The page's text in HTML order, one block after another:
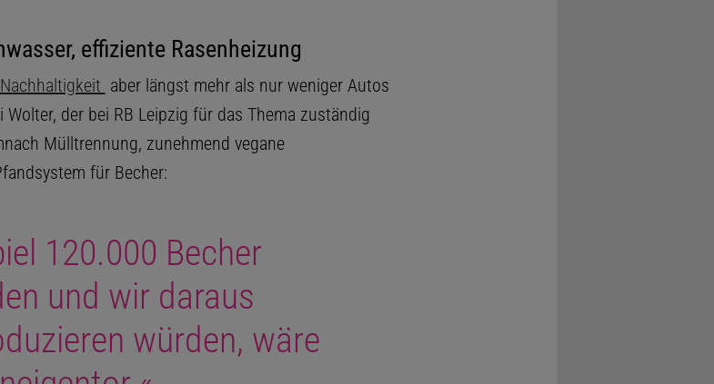
effiziente Rasenheizung
aber längst mehr als nur weniger Autos
der bei RB Leipzig für das Thema zuständig
Mülltrennung, zunehmend vegane
für Becher:
120.000 Becher
und wir daraus
würden, wäre